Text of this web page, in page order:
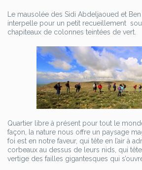
Le mausolée des Sidi Abdeljaoued et
interpelle pour un petit recueillement
chapiteaux de colonnes teintées de vert.
Quartier libre à présent pour tout le
façon, la nature nous offre un paysage
foi est en notre faveur, qui tête en l’air à
corbeaux au dessus de leurs nids, qui
vertige des failles gigantesques qui